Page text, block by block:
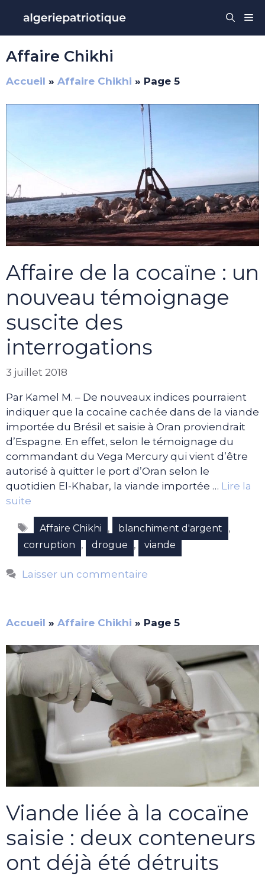
contenu
Affaire Chikhi
Accueil » Affaire Chikhi » Page 5
Affaire de la cocaïne : un
nouveau témoignage
suscite des
interrogations
3 juillet 2018
Par Kamel M. – De nouveaux indices pourraient
indiquer que la cocaïne cachée dans de la viande
importée du Brésil et saisie à Oran proviendrait
d’Espagne. En effet, selon le témoignage du
commandant du Vega Mercury qui vient d’être
autorisé à quitter le port d’Oran selon le
quotidien El-Khabar, la viande importée … Lire la
suite
Étiquettes
Affaire Chikhi , blanchiment d'argent ,
corruption , drogue , viande
Laisser un commentaire
Accueil » Affaire Chikhi » Page 5
Viande liée à la cocaïne
saisie : deux conteneurs
ont déjà été détruits